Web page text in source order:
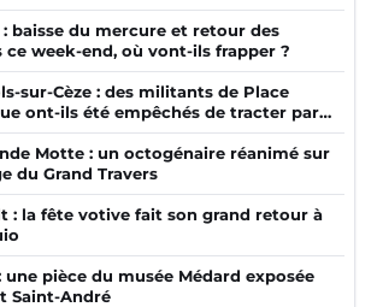
: baisse du mercure et retour des
ce week-end, où vont-ils frapper ?
sur-Cèze : des militants de Place
ont-ils été empêchés de tracter par
?
Motte : un octogénaire réanimé sur
du Grand Travers
: la fête votive fait son grand retour à
une pièce du musée Médard exposée
Saint-André